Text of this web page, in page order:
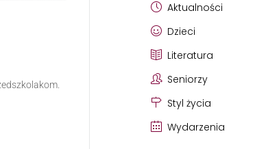
Aktualności
Dzieci
Literatura
Seniorzy
Styl życia
Wydarzenia